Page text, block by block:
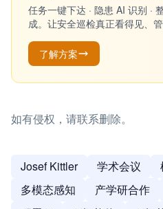
任务一键下达 · 隐患 AI 识别 ·
成。让安全巡检真正看得见、管
了解方案
如有侵权，请联系删除。
Josef Kittler 学术会议
多模态感知
产学研合作